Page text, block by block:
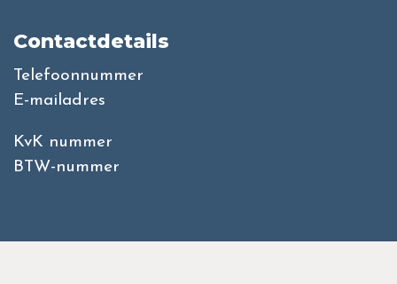
Contactdetails
Telefoonnummer
E-mailadres
KvK nummer
BTW-nummer